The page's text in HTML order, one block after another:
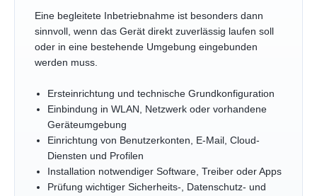
Eine begleitete Inbetriebnahme ist besonders dann
sinnvoll, wenn das Gerät direkt zuverlässig laufen soll
oder in eine bestehende Umgebung eingebunden
werden muss.
Ersteinrichtung und technische Grundkonfiguration
Einbindung in WLAN, Netzwerk oder vorhandene
Geräteumgebung
Einrichtung von Benutzerkonten, E-Mail, Cloud-
Diensten und Profilen
Installation notwendiger Software, Treiber oder Apps
Prüfung wichtiger Sicherheits-, Datenschutz- und